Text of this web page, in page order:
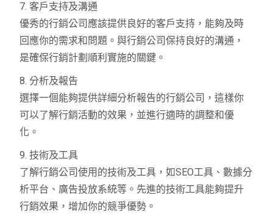
7. 客戶支持及溝通
優秀的行銷公司應該提供良好的客戶支持，能夠及時
回應你的需求和問題。與行銷公司保持良好的溝通，
是確保行銷計劃順利實施的關鍵。
8. 分析及報告
選擇一個能夠提供詳細分析報告的行銷公司，這樣你
可以了解行銷活動的效果，並進行適時的調整和優
化。
9. 技術及工具
了解行銷公司使用的技術及工具，如SEO工具、數據分
析平台、廣告投放系統等。先進的技術工具能夠提升
行銷效果，增加你的競爭優勢。